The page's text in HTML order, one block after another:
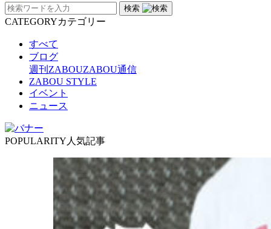
検索
CATEGORYカテゴリー
すべて
ブログ
週刊ZABOUZABOU通信
ZABOU STYLE
イベント
ニュース
POPULARITY 人気記事